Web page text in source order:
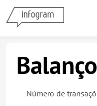
Balanço
Número de